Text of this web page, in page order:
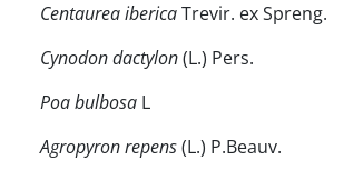
Centaurea ibericaTrevir. ex Spreng.
Cynodon dactylon(L.) Pers.
Poa bulbosa L
Agropyron repens(L.) P.Beauv.